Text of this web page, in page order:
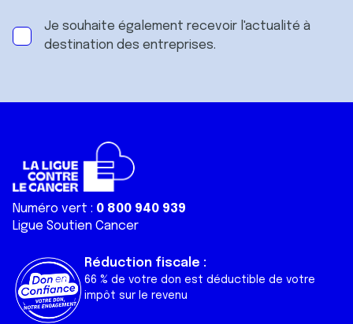
Je souhaite également recevoir l'actualité à
destination des entreprises.
Numéro vert : 0 800 940 939
Ligue Soutien Cancer
Réduction fiscale :
66 % de votre don est déductible de votre
impôt sur le revenu